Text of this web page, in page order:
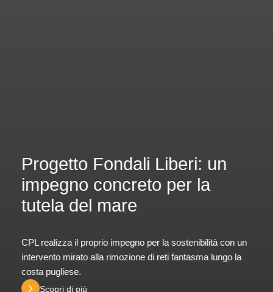
Progetto Fondali Liberi: un
impegno concreto per la
tutela del mare
CPL realizza il proprio impegno per la sostenibilità con un
intervento mirato alla rimozione di reti fantasma lungo la
costa pugliese.
Scopri di più